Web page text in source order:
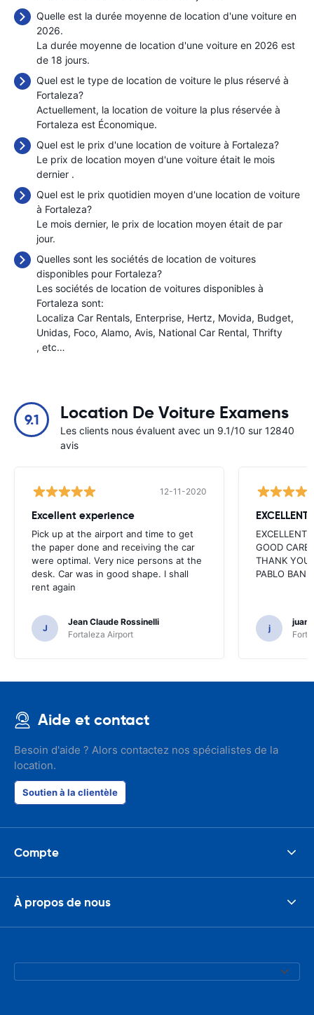
Quelle est la durée moyenne de location d'une voiture en
2026.
La durée moyenne de location d'une voiture en 2026 est
de 18 jours.
Quel est le type de location de voiture le plus réservé à
Fortaleza?
Actuellement, la location de voiture la plus réservée à
Fortaleza est Économique.
Quel est le prix d'une location de voiture à Fortaleza?
Le prix de location moyen d'une voiture était le mois
dernier .
Quel est le prix quotidien moyen d'une location de voiture
à Fortaleza?
Le mois dernier, le prix de location moyen était de par
jour.
Quelles sont les sociétés de location de voitures
disponibles pour Fortaleza?
Les sociétés de location de voitures disponibles à
Fortaleza sont:
Localiza Car Rentals Enterprise Hertz Movida Budget
Unidas Foco Alamo Avis National Car Rental Thrifty
, etc…
9.1 Location De Voiture Examens
Les clients nous évaluent avec un 9.1/10 sur 12840
avis
12-11-2020
Excellent experience
Pick up at the airport and time to get
the paper done and receiving the car
were optimal. Very nice persons at the
desk. Car was in good shape. I shall
rent again
J
Jean Claude Rossinelli
Fortaleza Airport
EXCELLENT
EXCELLENT
GOOD
THANK YOU
PABLO
j
juan
Aide et contact
Besoin d'aide ? Alors contactez nos spécialistes de la
location.
Soutien à la clientèle
Compte
À propos de nous